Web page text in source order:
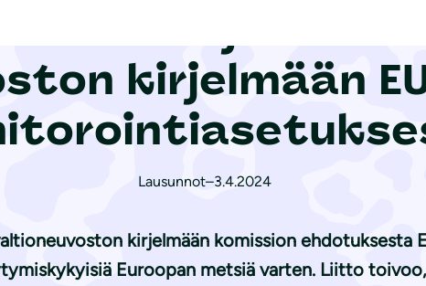
kirjelmään
Lausunnot–3.4.2024
kirjelmään komission ehdotuksesta
Euroopan metsiä varten. Liitto